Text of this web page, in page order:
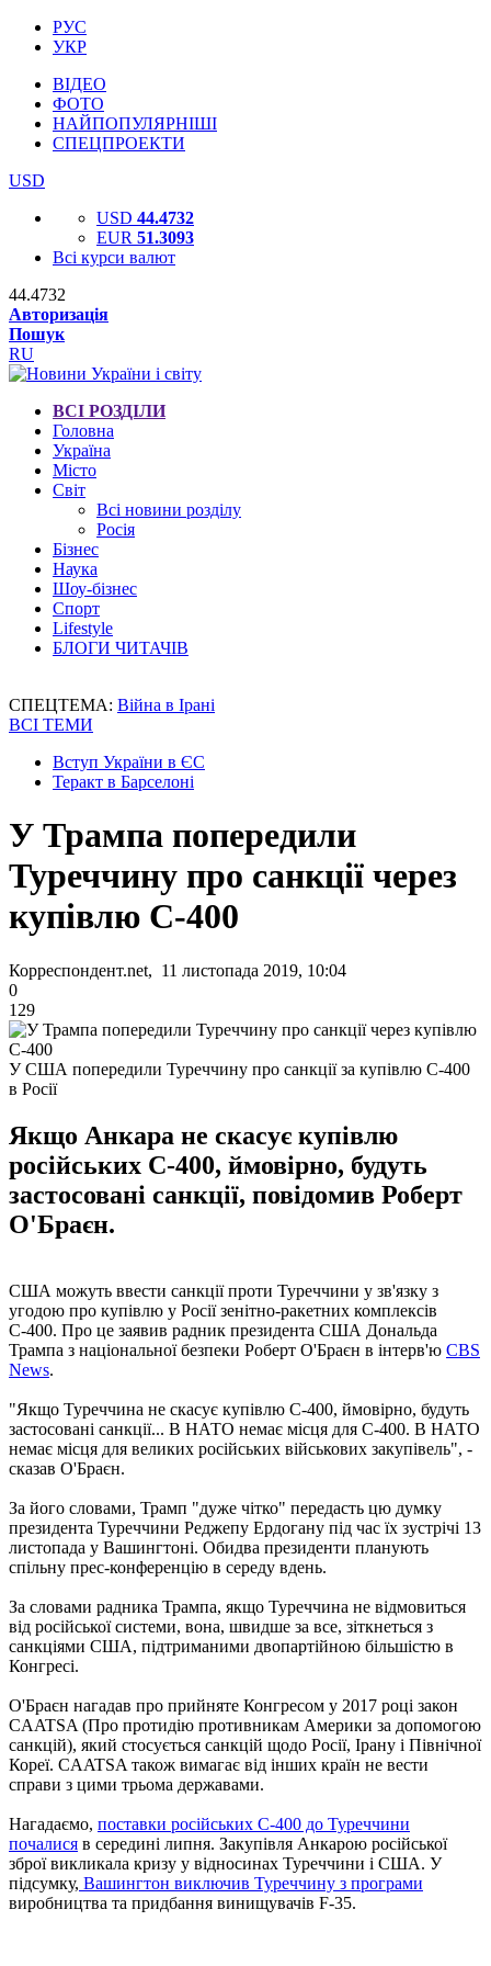
РУС
УКР
ВІДЕО
ФОТО
НАЙПОПУЛЯРНІШІ
СПЕЦПРОЕКТИ
USD
USD 44.4732
EUR 51.3093
Всі курси валют
44.4732
Авторизація
Пошук
RU
ВСІ РОЗДІЛИ
Головна
Україна
Місто
Світ
Всі новини розділу
Росія
Бізнес
Наука
Шоу-бізнес
Спорт
Lifestyle
БЛОГИ ЧИТАЧІВ
СПЕЦТЕМА: Війна в Ірані
ВСІ ТЕМИ
Вступ України в ЄС
Теракт в Барселоні
У Трампа попередили
Туреччину про санкції через
купівлю С-400
Корреспондент.net, 11 листопада 2019, 10:04
0
129
У США попередили Туреччину про санкції за купівлю С-400
в Росії
Якщо Анкара не скасує купівлю
російських С-400, ймовірно, будуть
застосовані санкції, повідомив Роберт
О'Браєн.
США можуть ввести санкції проти Туреччини у зв'язку з
угодою про купівлю у Росії зенітно-ракетних комплексів
С-400. Про це заявив радник президента США Дональда
Трампа з національної безпеки Роберт О'Браєн в інтерв'ю CBS
News.
"Якщо Туреччина не скасує купівлю С-400, ймовірно, будуть
застосовані санкції... В НАТО немає місця для С-400. В НАТО
немає місця для великих російських військових закупівель", -
сказав О'Браєн.
За його словами, Трамп "дуже чітко" передасть цю думку
президента Туреччини Реджепу Ердогану під час їх зустрічі 13
листопада у Вашингтоні. Обидва президенти планують
спільну прес-конференцію в середу вдень.
За словами радника Трампа, якщо Туреччина не відмовиться
від російської системи, вона, швидше за все, зіткнеться з
санкціями США, підтриманими двопартійною більшістю в
Конгресі.
О'Браєн нагадав про прийняте Конгресом у 2017 році закон
CAATSA (Про протидію противникам Америки за допомогою
санкцій), який стосується санкцій щодо Росії, Ірану і Північної
Кореї. CAATSA також вимагає від інших країн не вести
справи з цими трьома державами.
Нагадаємо, поставки російських С-400 до Туреччини
почалися в середині липня. Закупівля Анкарою російської
зброї викликала кризу у відносинах Туреччини і США. У
підсумку, Вашингтон виключив Туреччину з програми
виробництва та придбання винищувачів F-35.